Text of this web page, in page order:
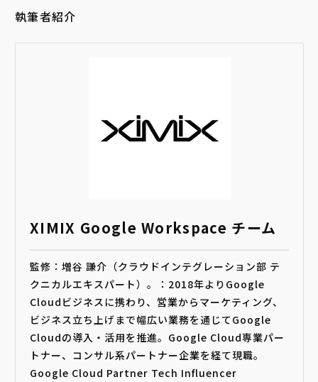
執筆者紹介
XIMIX Google Workspace チーム
監修：増谷 謙介（クラウドインテグレーション部 テ
クニカルエキスパート）。：2018年よりGoogle
Cloudビジネスに携わり、営業からマーケティング、
ビジネス立ち上げまで幅広い業務を通じてGoogle
Cloudの導入・活用を推進。Google Cloud専業パー
トナー、コンサル系パートナー企業を経て現職。
Google Cloud Partner Tech Influencer